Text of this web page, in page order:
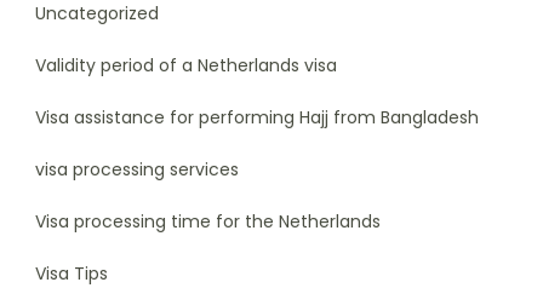
Uncategorized
Validity period of a Netherlands visa
Visa assistance for performing Hajj from Bangladesh
visa processing services
Visa processing time for the Netherlands
Visa Tips